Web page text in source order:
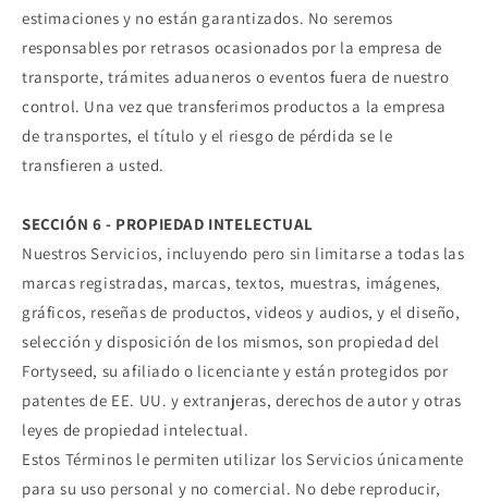
estimaciones y no están garantizados. No seremos
responsables por retrasos ocasionados por la empresa de
transporte, trámites aduaneros o eventos fuera de nuestro
control. Una vez que transferimos productos a la empresa
de transportes, el título y el riesgo de pérdida se le
transfieren a usted.
SECCIÓN 6 - PROPIEDAD INTELECTUAL
Nuestros Servicios, incluyendo pero sin limitarse a todas las
marcas registradas, marcas, textos, muestras, imágenes,
gráficos, reseñas de productos, videos y audios, y el diseño,
selección y disposición de los mismos, son propiedad del
Fortyseed, su afiliado o licenciante y están protegidos por
patentes de EE. UU. y extranjeras, derechos de autor y otras
leyes de propiedad intelectual.
Estos Términos le permiten utilizar los Servicios únicamente
para su uso personal y no comercial. No debe reproducir,